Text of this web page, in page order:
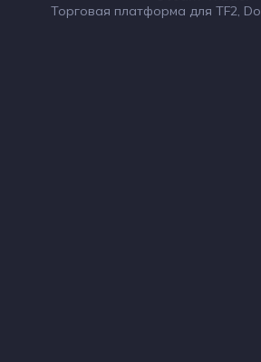
Торговая платформа для TF2,